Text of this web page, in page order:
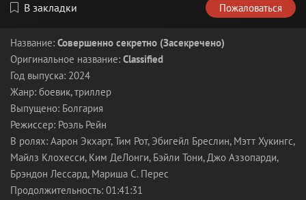
В закладки Пожаловаться
Название: Совершенно секретно (Засекречено)
Оригинальное название: Classified
Год выпуска: 2024
Жанр: боевик, триллер
Выпущено: Болгария
Режиссер: Роэль Рейн
В ролях: Аарон Экхарт, Тим Рот, Эбигейл Бреслин, Мэтт Хукингс,
Майлз Клохесси, Ким ДеЛонги, Бэйли Тони, Джо Аззопарди,
Брэндон Лессард, Мариша С. Перес
Продолжительность: 01:41:31